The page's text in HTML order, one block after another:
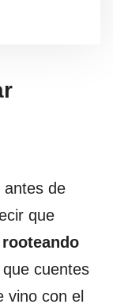
antes de
que
rooteando
cuentes
vino con el